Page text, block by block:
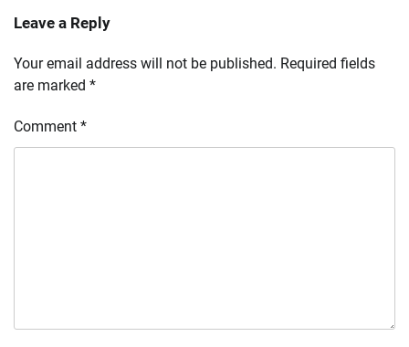
Leave a Reply
Your email address will not be published. Required fields
are marked *
Comment *